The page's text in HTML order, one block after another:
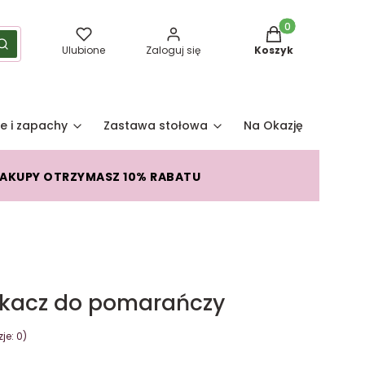
Szukaj Ulubione Zaloguj się
Produkty w
Koszyk
i zapachy Zastawa stołowa Na Okazję
OTRZYMASZ 10% RABATU
do pomarańczy
0)